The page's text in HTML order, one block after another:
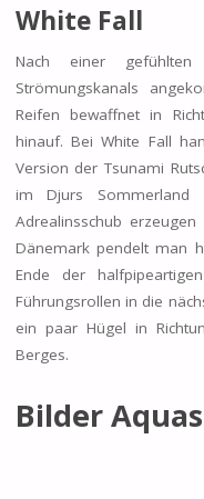
White Fall
Nach einer
Strömungskanals
Reifen bewaffnet in
hinauf. Bei White Fall
Version der Tsunami
im Djurs Sommerland
Adrealinsschub
Dänemark pendelt man
Ende der
Führungsrollen in die
ein paar Hügel in
Berges.
Bilder